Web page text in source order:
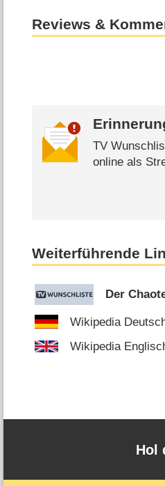
Reviews &
TV
online als
Weiterführende
Der
Wikipedia
Wikipedia
Hol